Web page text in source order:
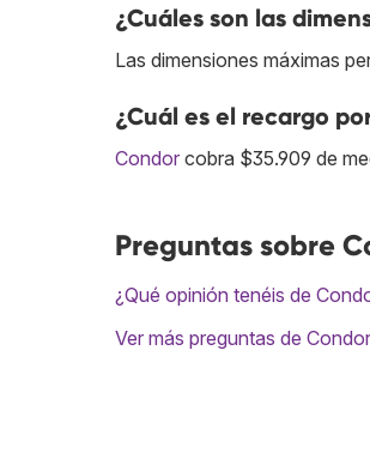
¿Cuáles son las
Las dimensiones máximas
¿Cuál es el recargo
Condor cobra $35.909 de
Preguntas sobre
¿Qué opinión tenéis de
Ver más preguntas de Condor